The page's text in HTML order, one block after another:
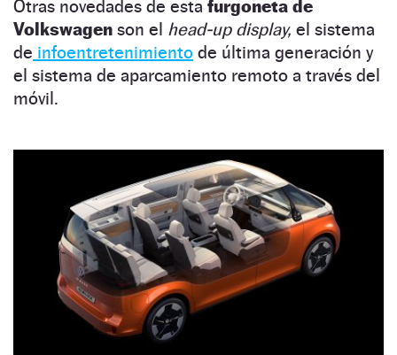
Otras novedades de esta furgoneta de
Volkswagen son el head-up display, el sistema
de infoentretenimiento de última generación y
el sistema de aparcamiento remoto a través del
móvil.